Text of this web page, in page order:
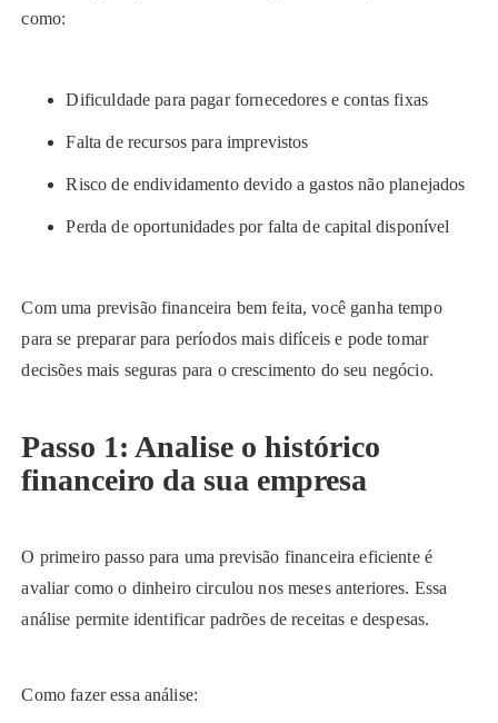
como:
Dificuldade para pagar fornecedores e contas fixas
Falta de recursos para imprevistos
Risco de endividamento devido a gastos não planejados
Perda de oportunidades por falta de capital disponível
Com uma previsão financeira bem feita, você ganha tempo
para se preparar para períodos mais difíceis e pode tomar
decisões mais seguras para o crescimento do seu negócio.
Passo 1: Analise o histórico
financeiro da sua empresa
O primeiro passo para uma previsão financeira eficiente é
avaliar como o dinheiro circulou nos meses anteriores. Essa
análise permite identificar padrões de receitas e despesas.
Como fazer essa análise: